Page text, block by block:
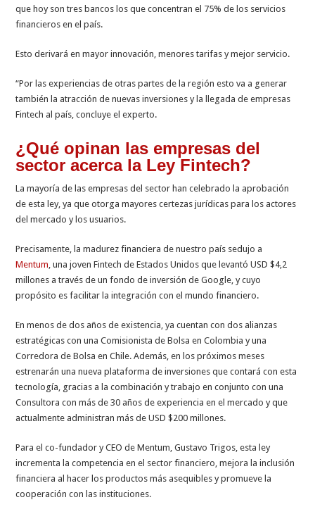
que hoy son tres bancos los que concentran el 75% de los servicios
financieros en el país.
Esto derivará en mayor innovación, menores tarifas y mejor servicio.
“Por las experiencias de otras partes de la región esto va a generar
también la atracción de nuevas inversiones y la llegada de empresas
Fintech al país, concluye el experto.
¿Qué opinan las empresas del
sector acerca la Ley Fintech?
La mayoría de las empresas del sector han celebrado la aprobación
de esta ley, ya que otorga mayores certezas jurídicas para los actores
del mercado y los usuarios.
Precisamente, la madurez financiera de nuestro país sedujo a
Mentum, una joven Fintech de Estados Unidos que levantó USD $4,2
millones a través de un fondo de inversión de Google, y cuyo
propósito es facilitar la integración con el mundo financiero.
En menos de dos años de existencia, ya cuentan con dos alianzas
estratégicas con una Comisionista de Bolsa en Colombia y una
Corredora de Bolsa en Chile. Además, en los próximos meses
estrenarán una nueva plataforma de inversiones que contará con esta
tecnología, gracias a la combinación y trabajo en conjunto con una
Consultora con más de 30 años de experiencia en el mercado y que
actualmente administran más de USD $200 millones.
Para el co-fundador y CEO de Mentum, Gustavo Trigos, esta ley
incrementa la competencia en el sector financiero, mejora la inclusión
financiera al hacer los productos más asequibles y promueve la
cooperación con las instituciones.